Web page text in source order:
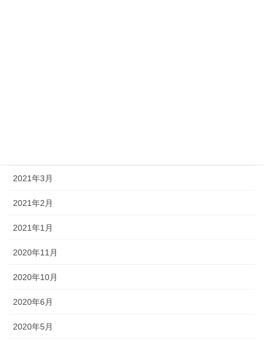
2021年3月
2021年2月
2021年1月
2020年11月
2020年10月
2020年6月
2020年5月